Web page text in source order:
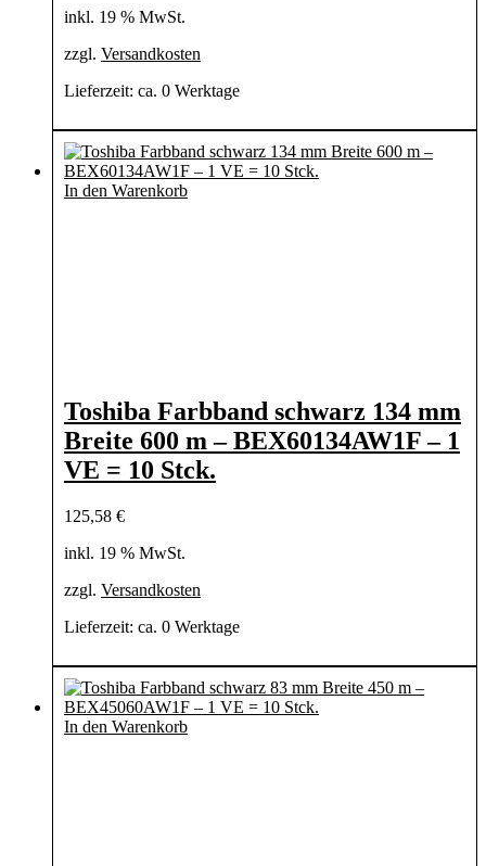
inkl. 19 % MwSt.
zzgl. Versandkosten
Lieferzeit: ca. 0 Werktage
In den Warenkorb
Toshiba Farbband schwarz 134 mm
Breite 600 m – BEX60134AW1F – 1
VE = 10 Stck.
125,58 €
inkl. 19 % MwSt.
zzgl. Versandkosten
Lieferzeit: ca. 0 Werktage
In den Warenkorb